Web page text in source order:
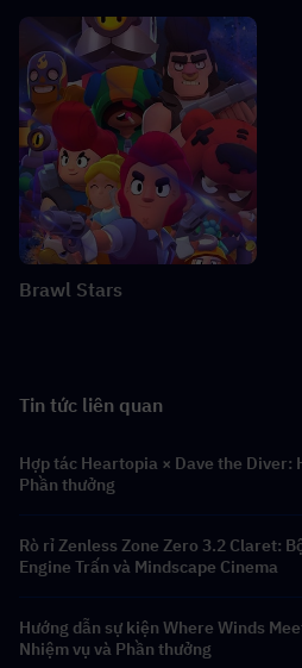
Brawl Stars
Tin tức liên quan
Hợp tác Heartopia × Dave the Diver:
Phần thưởng
Rò rỉ Zenless Zone Zero 3.2 Claret:
Engine Trấn và Mindscape Cinema
Hướng dẫn sự kiện Where Winds
Nhiệm vụ và Phần thưởng